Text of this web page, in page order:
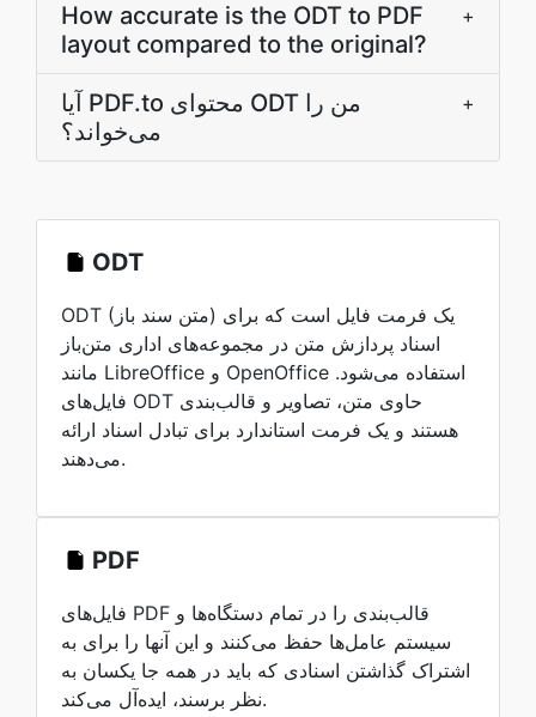
How accurate is the ODT to PDF
layout compared to the original?
+
آیا PDF.to محتوای ODT من را
می‌خواند؟
+
ODT
ODT (متن سند باز) یک فرمت فایل است که برای
اسناد پردازش متن در مجموعه‌های اداری متن‌باز
مانند LibreOffice و OpenOffice استفاده می‌شود.
فایل‌های ODT حاوی متن، تصاویر و قالب‌بندی
هستند و یک فرمت استاندارد برای تبادل اسناد ارائه
می‌دهند.
PDF
فایل‌های PDF قالب‌بندی را در تمام دستگاه‌ها و
سیستم عامل‌ها حفظ می‌کنند و این آنها را برای به
اشتراک گذاشتن اسنادی که باید در همه جا یکسان به
نظر برسند، ایده‌آل می‌کند.